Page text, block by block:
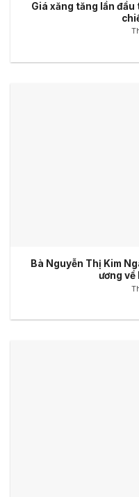
Giá xăng tăng lần
Bà Nguyễn Thị Kim
ương về